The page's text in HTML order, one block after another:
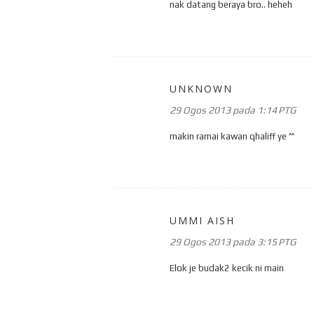
nak datang beraya bro.. heheh
UNKNOWN
29 Ogos 2013 pada 1:14 PTG
makin ramai kawan qhaliff ye ^^
UMMI AISH
29 Ogos 2013 pada 3:15 PTG
Elok je budak2 kecik ni main